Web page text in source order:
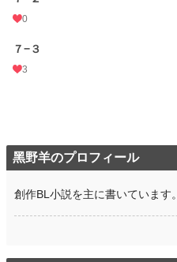
0
７−３
3
黑野羊のプロフィール
創作BL小説を主に書いています。